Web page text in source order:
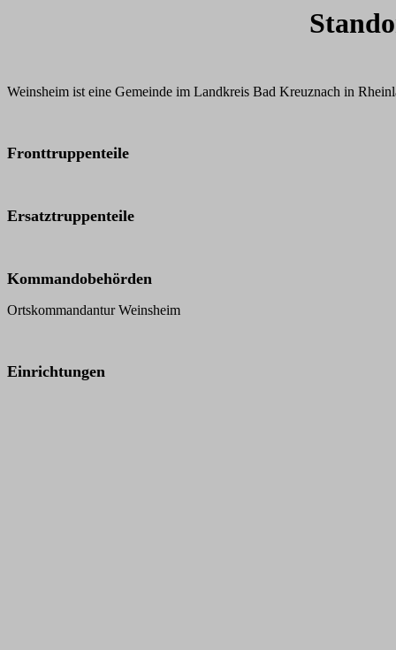
Weinsheim ist eine Gemeinde im Landkreis Bad Kreuznach in
Fronttruppenteile
Ersatztruppenteile
Kommandobehörden
Ortskommandantur Weinsheim
Einrichtungen